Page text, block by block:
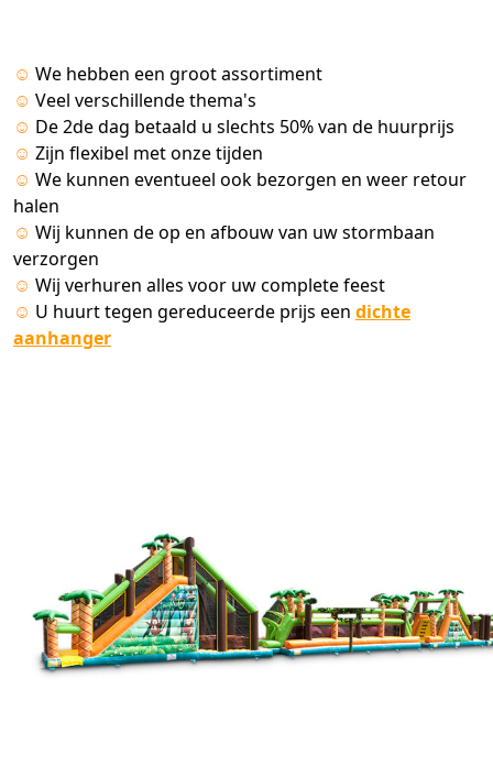
☺ We hebben een groot assortiment
☺ Veel verschillende thema's
☺ De 2de dag betaald u slechts 50% van de huurprijs
☺ Zijn flexibel met onze tijden
☺ We kunnen eventueel ook bezorgen en weer retour
halen
☺ Wij kunnen de op en afbouw van uw stormbaan
verzorgen
☺ Wij verhuren alles voor uw complete feest
☺ U huurt tegen gereduceerde prijs een dichte
aanhanger